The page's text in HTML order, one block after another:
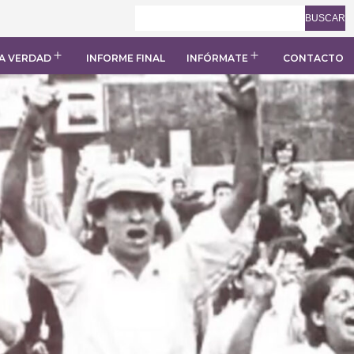
BUSCAR
VERDAD Abrir
el
menú
INFORME FINAL INFÓRMATE Abrir
el
menú
CONTACTO